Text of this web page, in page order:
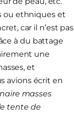
ou ethniques et
car il n’est pas
à du battage
une
et
avions écrit en
masses
tente de